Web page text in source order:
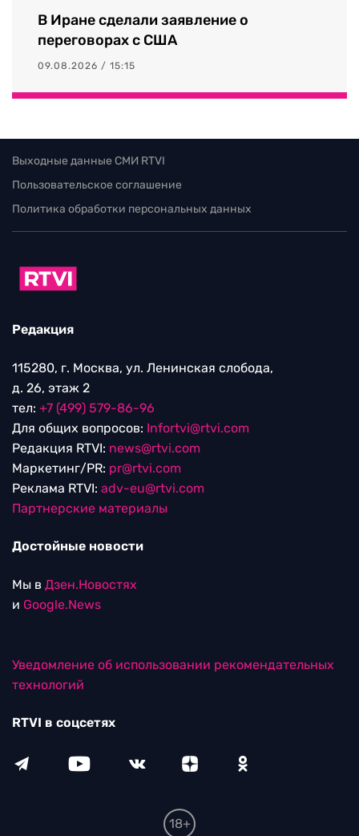
В Иране сделали заявление о
переговорах с США
09.08.2026 / 15:15
Выходные данные СМИ RTVI
Пользовательское соглашение
Политика обработки персональных данных
Редакция
115280, г. Москва, ул. Ленинская слобода,
д. 26, этаж 2
тел: +7 (499) 579-86-96
Для общих вопросов: Infortvi@rtvi.com
Редакция RTVI: news@rtvi.com
Маркетинг/PR: pr@rtvi.com
Реклама RTVI: adv-eu@rtvi.com
Партнерские материалы
Достойные новости
Мы в Дзен.Новостях
и Google.News
Уведомление об использовании рекомендательных
технологий
RTVI в соцсетях
18+